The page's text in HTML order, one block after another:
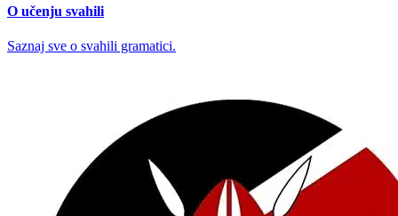
O učenju svahili
Saznaj sve o svahili gramatici.